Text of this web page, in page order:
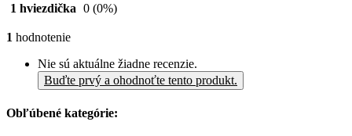
1 hviezdička 0 (0%)
1 hodnotenie
Nie sú aktuálne žiadne recenzie.
Buďte prvý a ohodnoťte tento produkt.
Obľúbené kategórie: